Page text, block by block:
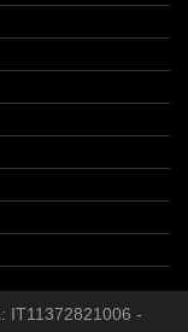
IT11372821006 -